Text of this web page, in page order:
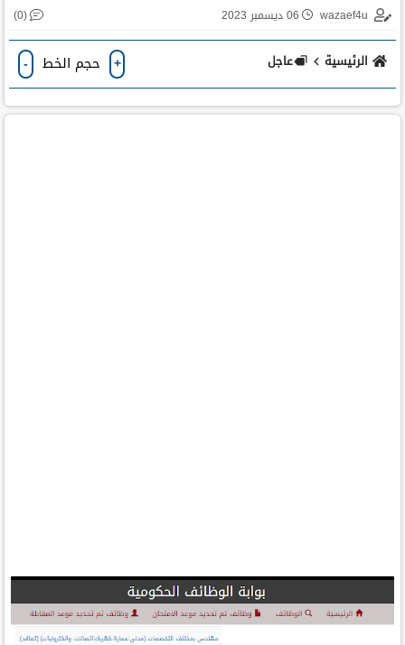
wazaef4u 06 ديسمبر 2023 (0)
الرئيسية عاجل + حجم الخط -